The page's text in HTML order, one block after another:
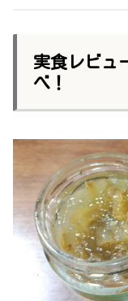
実食レビュ
べ！